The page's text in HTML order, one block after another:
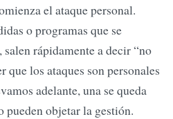
el ataque personal.
o programas que se
rápidamente a decir “no
que los ataques son personales
adelante, una se queda
pueden objetar la gestión.